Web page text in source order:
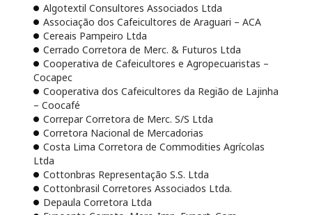
Algotextil Consultores Associados Ltda
Associação dos Cafeicultores de Araguari – ACA
Cereais Pampeiro Ltda
Cerrado Corretora de Merc. & Futuros Ltda
Cooperativa de Cafeicultores e Agropecuaristas –
Cocapec
Cooperativa dos Cafeicultores da Região de Lajinha
– Coocafé
Correpar Corretora de Merc. S/S Ltda
Corretora Nacional de Mercadorias
Costa Lima Corretora de Commodities Agrícolas
Ltda
Cottonbras Representação S.S. Ltda
Cottonbrasil Corretores Associados Ltda.
Depaula Corretora Ltda